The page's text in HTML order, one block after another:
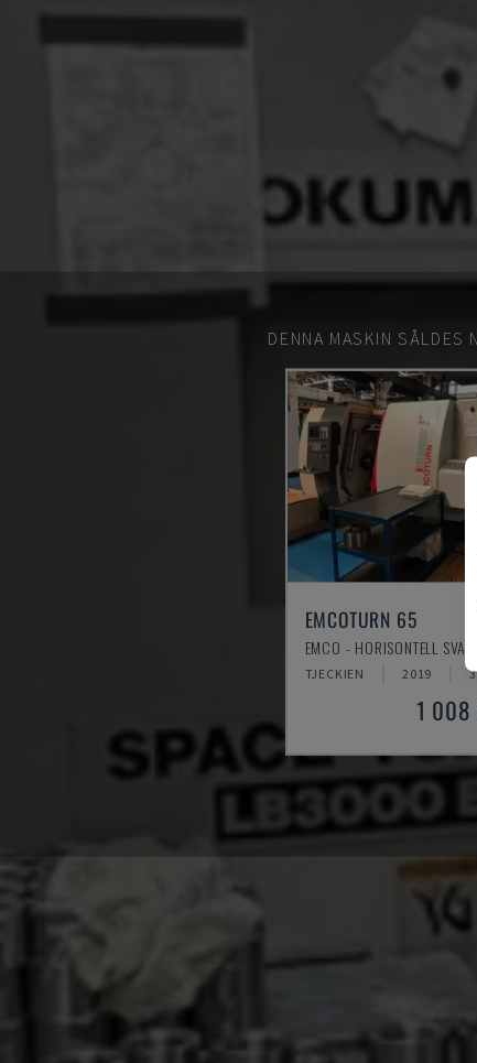
DENNA MASKIN SÅLDES
EMCOTURN 65
EMCO - HORISONTELL SVARV
TJECKIEN 2019
1 008